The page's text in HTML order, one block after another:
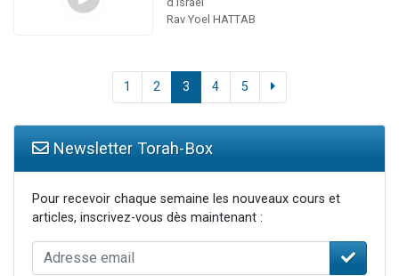
Rav Yoel HATTAB
1 2 3 4 5
Newsletter Torah-Box
Pour recevoir chaque semaine les nouveaux cours et
articles, inscrivez-vous dès maintenant :